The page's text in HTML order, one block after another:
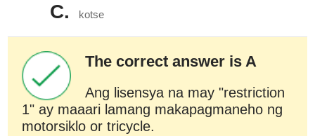
C. kotse
The correct answer is A
Ang lisensya na may "restriction
1" ay maaari lamang makapagmaneho ng
motorsiklo or tricycle.